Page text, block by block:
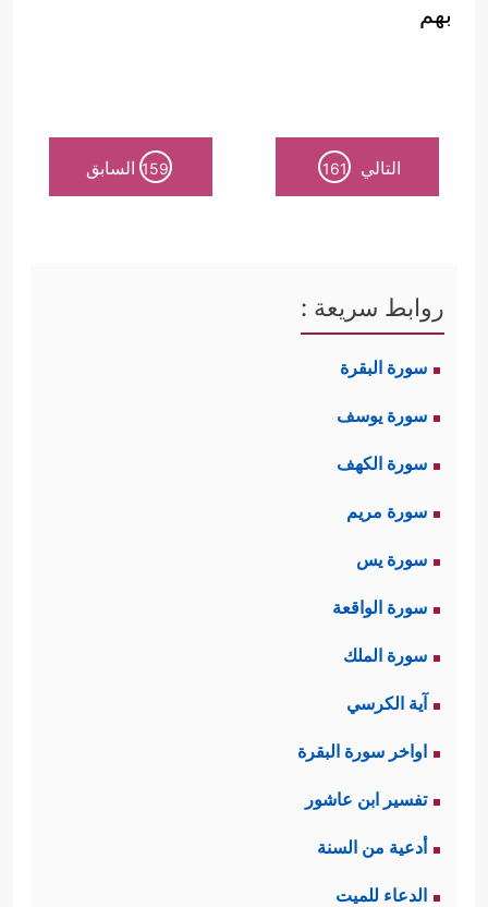
بهم
التالي 161
159 السابق
روابط سريعة :
سورة البقرة
سورة يوسف
سورة الكهف
سورة مريم
سورة يس
سورة الواقعة
سورة الملك
آية الكرسي
اواخر سورة البقرة
تفسير ابن عاشور
أدعية من السنة
الدعاء للميت